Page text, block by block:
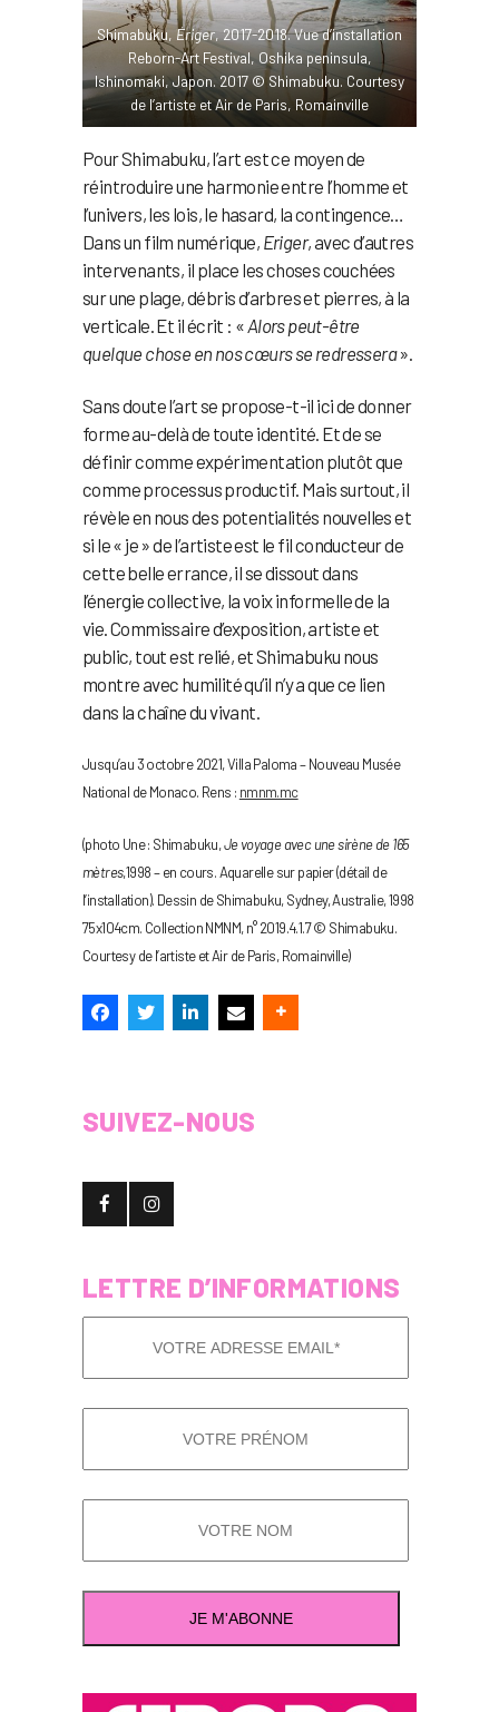
Shimabuku, Ériger, 2017-2018. Vue d’installation
Reborn-Art Festival, Oshika peninsula,
Ishinomaki, Japon. 2017 © Shimabuku. Courtesy
de l’artiste et Air de Paris, Romainville
Pour Shimabuku, l’art est ce moyen de
réintroduire une harmonie entre l’homme et
l’univers, les lois, le hasard, la contingence…
Dans un film numérique, Eriger, avec d’autres
intervenants, il place les choses couchées
sur une plage, débris d’arbres et pierres, à la
verticale. Et il écrit : « Alors peut-être
quelque chose en nos cœurs se redressera».
Sans doute l’art se propose-t-il ici de donner
forme au-delà de toute identité. Et de se
définir comme expérimentation plutôt que
comme processus productif. Mais surtout, il
révèle en nous des potentialités nouvelles et
si le « je » de l’artiste est le fil conducteur de
cette belle errance, il se dissout dans
l’énergie collective, la voix informelle de la
vie. Commissaire d’exposition, artiste et
public, tout est relié, et Shimabuku nous
montre avec humilité qu’il n’y a que ce lien
dans la chaîne du vivant.
Jusqu’au 3 octobre 2021, Villa Paloma – Nouveau Musée
National de Monaco. Rens : nmnm.mc
(photo Une : Shimabuku,Je voyage avec une sirène de 165
mètres,1998 – en cours. Aquarelle sur papier (détail de
l’installation). Dessin de Shimabuku, Sydney, Australie, 1998
75x104cm. Collection NMNM, n° 2019.4.1.7 © Shimabuku.
Courtesy de l’artiste et Air de Paris, Romainville)
SUIVEZ-NOUS
LETTRE D’INFORMATIONS